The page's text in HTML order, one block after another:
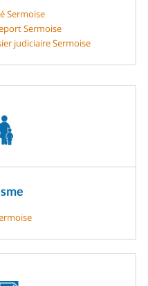
Sermoise
Sermoise
judiciaire Sermoise